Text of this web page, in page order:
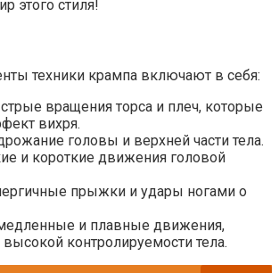
этого стиля!
техники крампа включают в себя:
вращения торса и плеч, которые
вихря.
головы и верхней части тела.
и короткие движения головой
прыжки и удары ногами о
и плавные движения,
контролируемости тела.